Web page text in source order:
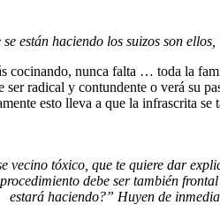
están haciendo los suizos son
cocinando, nunca falta … toda la
radical y contundente o verá su
esto lleva a que la infrascrita
tóxico, que te quiere dar
debe ser también
estará haciendo?” Huyen de